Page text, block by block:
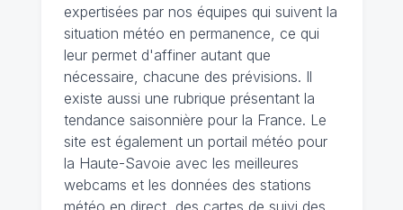
expertisées par nos équipes qui suivent la
situation météo en permanence, ce qui
leur permet d'affiner autant que
nécessaire, chacune des prévisions. Il
existe aussi une rubrique présentant la
tendance saisonnière pour la France. Le
site est également un portail météo pour
la Haute-Savoie avec les meilleures
webcams et les données des stations
météo en direct, des cartes de suivi des